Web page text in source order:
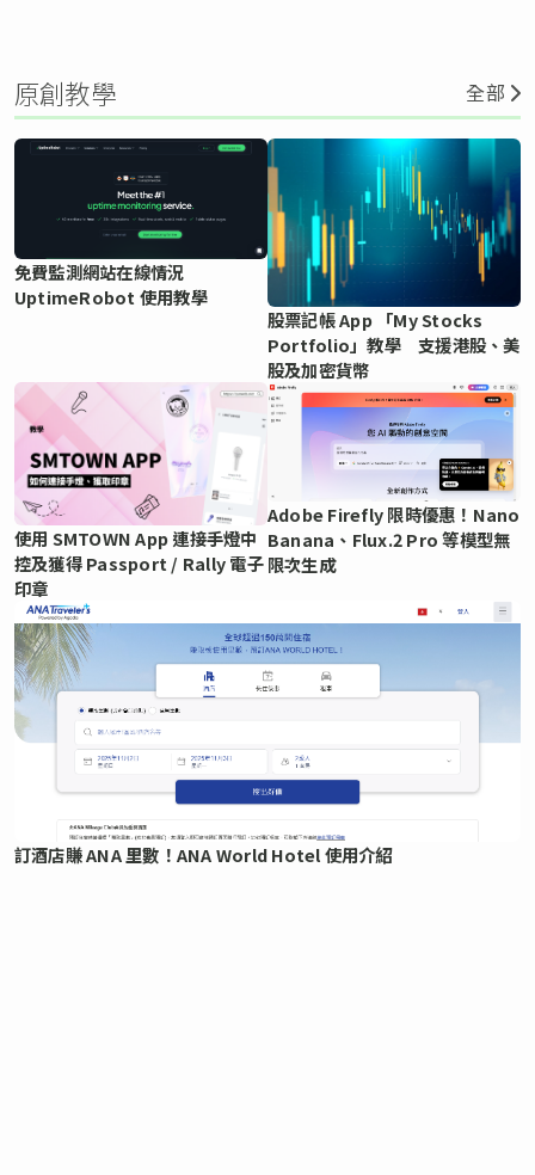
原創教學 全部
免費監測網站在線情況
UptimeRobot 使用教學
股票記帳 App 「My Stocks
Portfolio」教學 支援港股、美
股及加密貨幣
使用 SMTOWN App 連接手燈中
控及獲得 Passport / Rally 電子
印章
Adobe Firefly 限時優惠！Nano
Banana、Flux.2 Pro 等模型無
限次生成
訂酒店賺 ANA 里數！ANA World Hotel 使用介紹